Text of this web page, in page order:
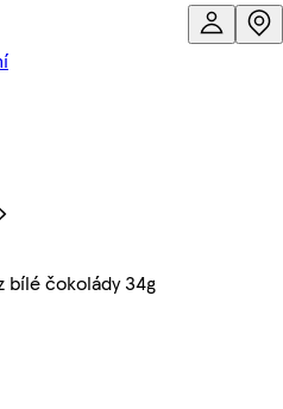
bílé čokolády 34g